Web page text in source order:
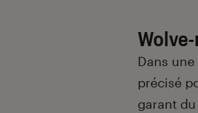
Dans
précisé
garant